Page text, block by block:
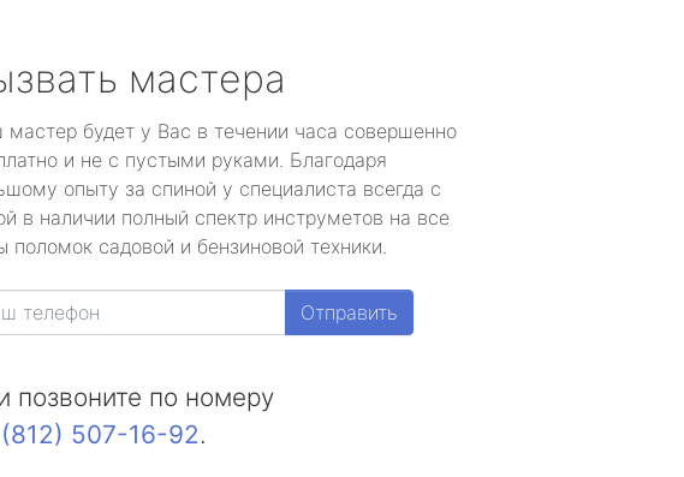
мастера
будет у Вас в течении часа совершенно
и не с пустыми руками. Благодаря
опыту за спиной у специалиста всегда с
в наличии полный спектр инструметов на все
поломок садовой и бензиновой техники.
Отправить
позвоните по номеру
507-16-92.